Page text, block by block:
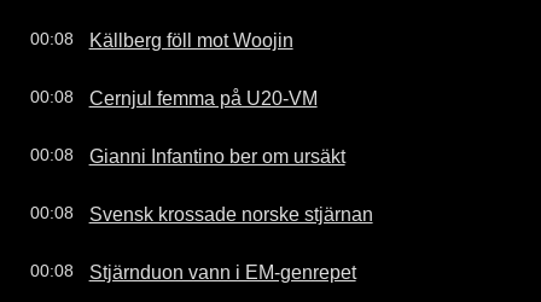
00:08 Källberg föll mot Woojin
00:08 Cernjul femma på U20-VM
00:08 Gianni Infantino ber om ursäkt
00:08 Svensk krossade norske stjärnan
00:08 Stjärnduon vann i EM-genrepet